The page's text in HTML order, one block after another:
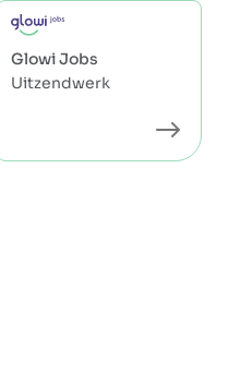
Glowi Jobs
Uitzendwerk